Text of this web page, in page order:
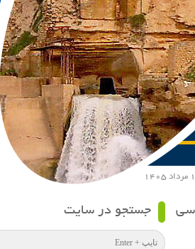
جستجو در سایت